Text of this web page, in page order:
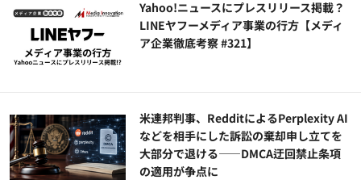
Yahoo!ニュースにプレスリリース掲載？
LINEヤフーメディア事業の行方【メディ
ア企業徹底考察 #321】
米連邦判事、RedditによるPerplexity AI
などを相手にした訴訟の棄却申し立てを
大部分で退ける——DMCA迂回禁止条項
の適用が争点に